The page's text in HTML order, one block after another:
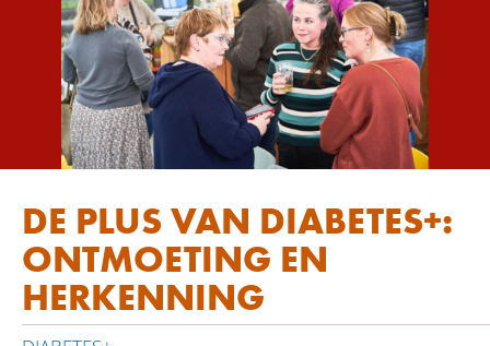
DE PLUS VAN DIABETES+:
ONTMOETING EN
HERKENNING